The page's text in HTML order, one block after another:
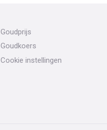
Goudprijs
Goudkoers
Cookie instellingen